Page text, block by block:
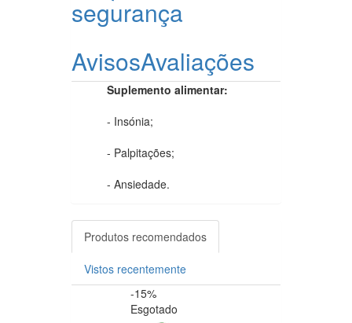
segurança
AvisosAvaliações
Suplemento alimentar:
- Insónia;
- Palpitações;
- Ansiedade.
Produtos recomendados
Vistos recentemente
-15%
Esgotado